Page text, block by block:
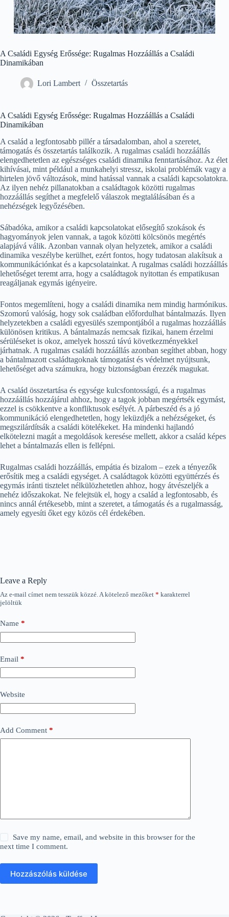
A Családi Egység Erőssége: Rugalmas Hozzáállás a Családi
Dinamikában
Lori Lambert Összetartás
A Családi Egység Erőssége: Rugalmas Hozzáállás a Családi
Dinamikában
A család a legfontosabb pillér a társadalomban, ahol a szeretet,
támogatás és összetartás találkozik. A rugalmas családi hozzáállás
elengedhetetlen az egészséges családi dinamika fenntartásához. Az élet
kihívásai, mint például a munkahelyi stressz, iskolai problémák vagy a
hirtelen jövő változások, mind hatással vannak a családi kapcsolatokra.
Az ilyen nehéz pillanatokban a családtagok közötti rugalmas
hozzáállás segíthet a megfelelő válaszok megtalálásában és a
nehézségek legyőzésében.
Sábadóka, amikor a családi kapcsolatokat elősegítő szokások és
hagyományok jelen vannak, a tagok közötti kölcsönös megértés
alapjává válik. Azonban vannak olyan helyzetek, amikor a családi
dinamika veszélybe kerülhet, ezért fontos, hogy tudatosan alakítsuk a
kommunikációnkat és a kapcsolatainkat. A rugalmas családi hozzáállás
lehetőséget teremt arra, hogy a családtagok nyitottan és empatikusan
reagáljanak egymás igényeire.
Fontos megemlíteni, hogy a családi dinamika nem mindig harmónikus.
Szomorú valóság, hogy sok családban előfordulhat bántalmazás. Ilyen
helyzetekben a családi egyesülés szempontjából a rugalmas hozzáállás
különösen kritikus. A bántalmazás nemcsak fizikai, hanem érzelmi
sérüléseket is okoz, amelyek hosszú távú következményekkel
járhatnak. A rugalmas családi hozzáállás azonban segíthet abban, hogy
a bántalmazott családtagoknak támogatást és védelmet nyújtsunk,
lehetőséget adva számukra, hogy biztonságban érezzék magukat.
A család összetartása és egysége kulcsfontosságú, és a rugalmas
hozzáállás hozzájárul ahhoz, hogy a tagok jobban megértsék egymást,
ezzel is csökkentve a konfliktusok esélyét. A párbeszéd és a jó
kommunikáció elengedhetetlen, hogy leküzdjék a nehézségeket, és
megszilárdítsák a családi kötelékeket. Ha mindenki hajlandó
elkötelezni magát a megoldások keresése mellett, akkor a család képes
lehet a bántalmazás ellen is fellépni.
Rugalmas családi hozzáállás, empátia és bizalom – ezek a tényezők
erősítik meg a családi egységet. A családtagok közötti együttérzés és
egymás iránti tisztelet nélkülözhetetlen ahhoz, hogy átvészeljék a
nehéz időszakokat. Ne felejtsük el, hogy a család a legfontosabb, és
nincs annál értékesebb, mint a szeretet, a támogatás és a rugalmasság,
amely egyesíti őket egy közös cél érdekében.
Leave a Reply
Az e-mail címet nem tesszük közzé.A kötelező mezőket * karakterrel
jelöltük
Name *
Email *
Website
Add Comment *
Save my name, email, and website in this browser for the
next time I comment.
Hozzászólás küldése